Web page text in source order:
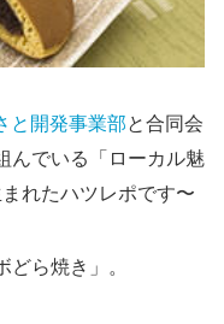
と開発事業部と合同会
んでいる「ローカル魅
れたハツレポです〜
ら焼き」。